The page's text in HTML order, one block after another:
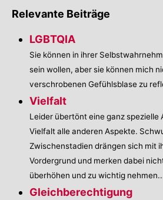
Relevante Beiträge
LGBTQIA
Sie können in ihrer
sein wollen, aber sie können mich
verschrobenen Gefühlsblase zu
Vielfalt
Leider übertönt eine ganz spezielle
Vielfalt alle anderen Aspekte.
Zwischenstadien drängen sich mit
Vordergrund und merken dabei
überhöhen und zu wichtig
Gleichberechtigung